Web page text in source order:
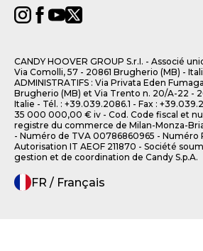
CANDY HOOVER GROUP S.r.I. - Associé
Via Comolli, 57 - 20861 Brugherio (MB) -
ADMINISTRATIFS : Via Privata Eden
Brugherio (MB) et Via Trento n. 20/A-22 -
Italie - Tél. : +39.039.2086.1 - Fax :
35 000 000,00 € iv - Cod. Code fiscal et
registre du commerce de Milan-Monza-
- Numéro de TVA 00786860965 - Numéro
Autorisation IT AEOF 211870 - Société
gestion et de coordination de Candy S.p.A.
FR / Français